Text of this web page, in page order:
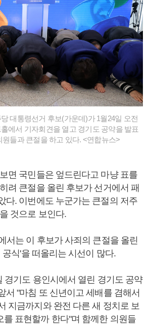
대통령선거 후보(가운데)가 1월24일 오전
에서 기자회견을 열고 경기도 공약을 발표
들과 큰절을 하고 있다. <연합뉴스>
면 국민들은 엎드린다고 마냥 표를
려 큰절을 올린 후보가 선거에서 패
다. 이번에도 누군가는 큰절의 저주
것으로 보인다.
서는 이 후보가 사죄의 큰절을 올린
공식'을 떠올리는 시선이 많다.
경기도 용인시에서 열린 경기도 공약
서 "마침 또 신년이고 세배를 겸해서
지금까지와 완전 다른 새 정치로 보
를 표현할까 한다"며 함께한 의원들